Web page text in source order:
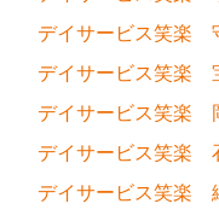
デイサービス笑楽
デイサービス笑楽
デイサービス笑楽
デイサービス笑楽
デイサービス笑楽